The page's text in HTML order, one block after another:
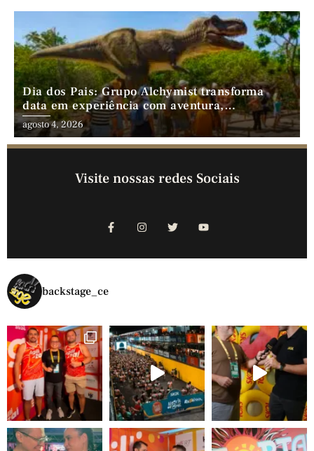
Dia dos Pais: Grupo Alchymist transforma
data em experiência com aventura,
gastronomia e lazer em família
agosto 4, 2026
Visite nossas redes Sociais
backstage_ce